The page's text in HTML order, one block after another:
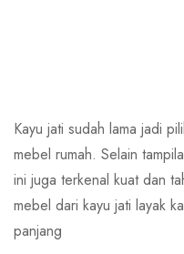
Kayu jati sudah lama jadi
mebel rumah. Selain
ini juga terkenal kuat dan
mebel dari kayu jati layak
panjang